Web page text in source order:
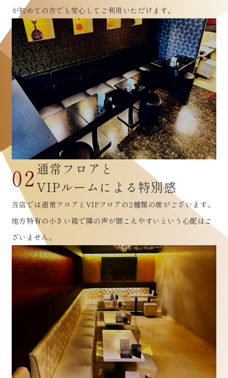
が初めての方でも安心してご利用いただけます。
02通常フロアと
VIPルームによる特別感
当店では通常フロアとVIPフロアの2種類の席がございます。
地方特有の小さい箱で隣の声が聞こえやすいという心配はご
ざいません。